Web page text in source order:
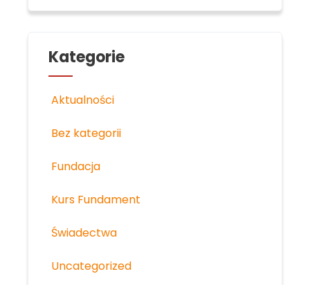
Kategorie
Aktualności
Bez kategorii
Fundacja
Kurs Fundament
Świadectwa
Uncategorized